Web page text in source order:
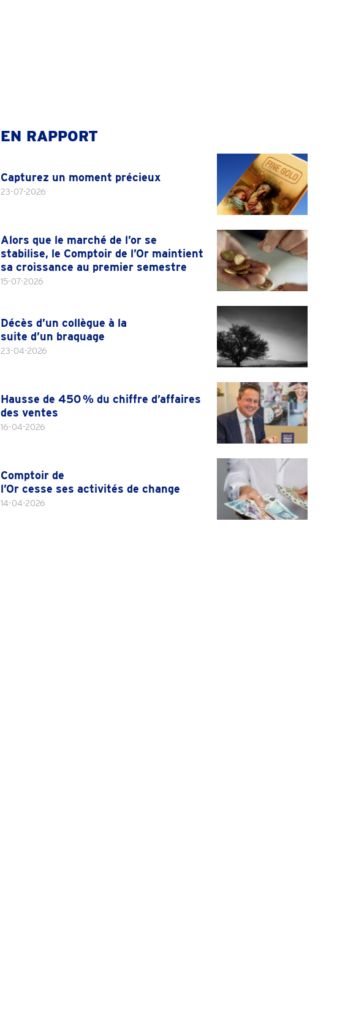
EN RAPPORT
Capturez un moment précieux
23-07-2026
Alors que le marché de l’or se
stabilise, le Comptoir de l’Or maintient
sa croissance au premier semestre
15-07-2026
Décès d’un collègue à la
suite d’un braquage
23-04-2026
Hausse de 450 % du chiffre d’affaires
des ventes
16-04-2026
Comptoir de
l’Or cesse ses activités de change
14-04-2026